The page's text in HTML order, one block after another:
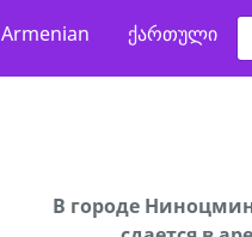
Armenian ქართული
В городе
Продается